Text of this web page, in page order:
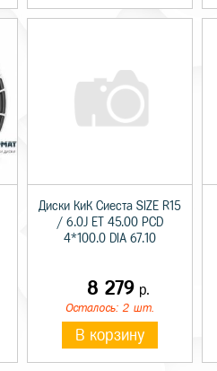
Диски КиК Сиеста SIZE R15
/ 6.0J ET 45.00 PCD
4*100.0 DIA 67.10
8 279 р.
Осталось: 2 шт.
В корзину